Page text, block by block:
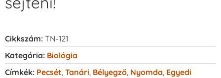
Cikkszám: TN-121
Kategória: Biológia
Címkék: Pecsét Tanári Bélyegző Nyomda Egyedi